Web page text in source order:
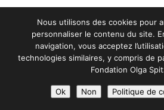
Ça va
les
grands
Auteur (s)
Nous utilisons des cookies pour
personnaliser le contenu du site.
navigation, vous acceptez
technologies similaires, y compris de
Fondation Olga
Ok Non Politique de